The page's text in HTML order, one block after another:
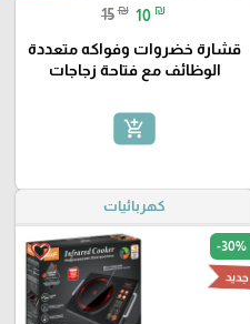
15 ₪ 10 ₪
قشارة خضروات وفواكه متعددة
الوظائف مع فتاحة زجاجات
add_shopping_cart
كهربائيات
favorite_border -30%
جديد